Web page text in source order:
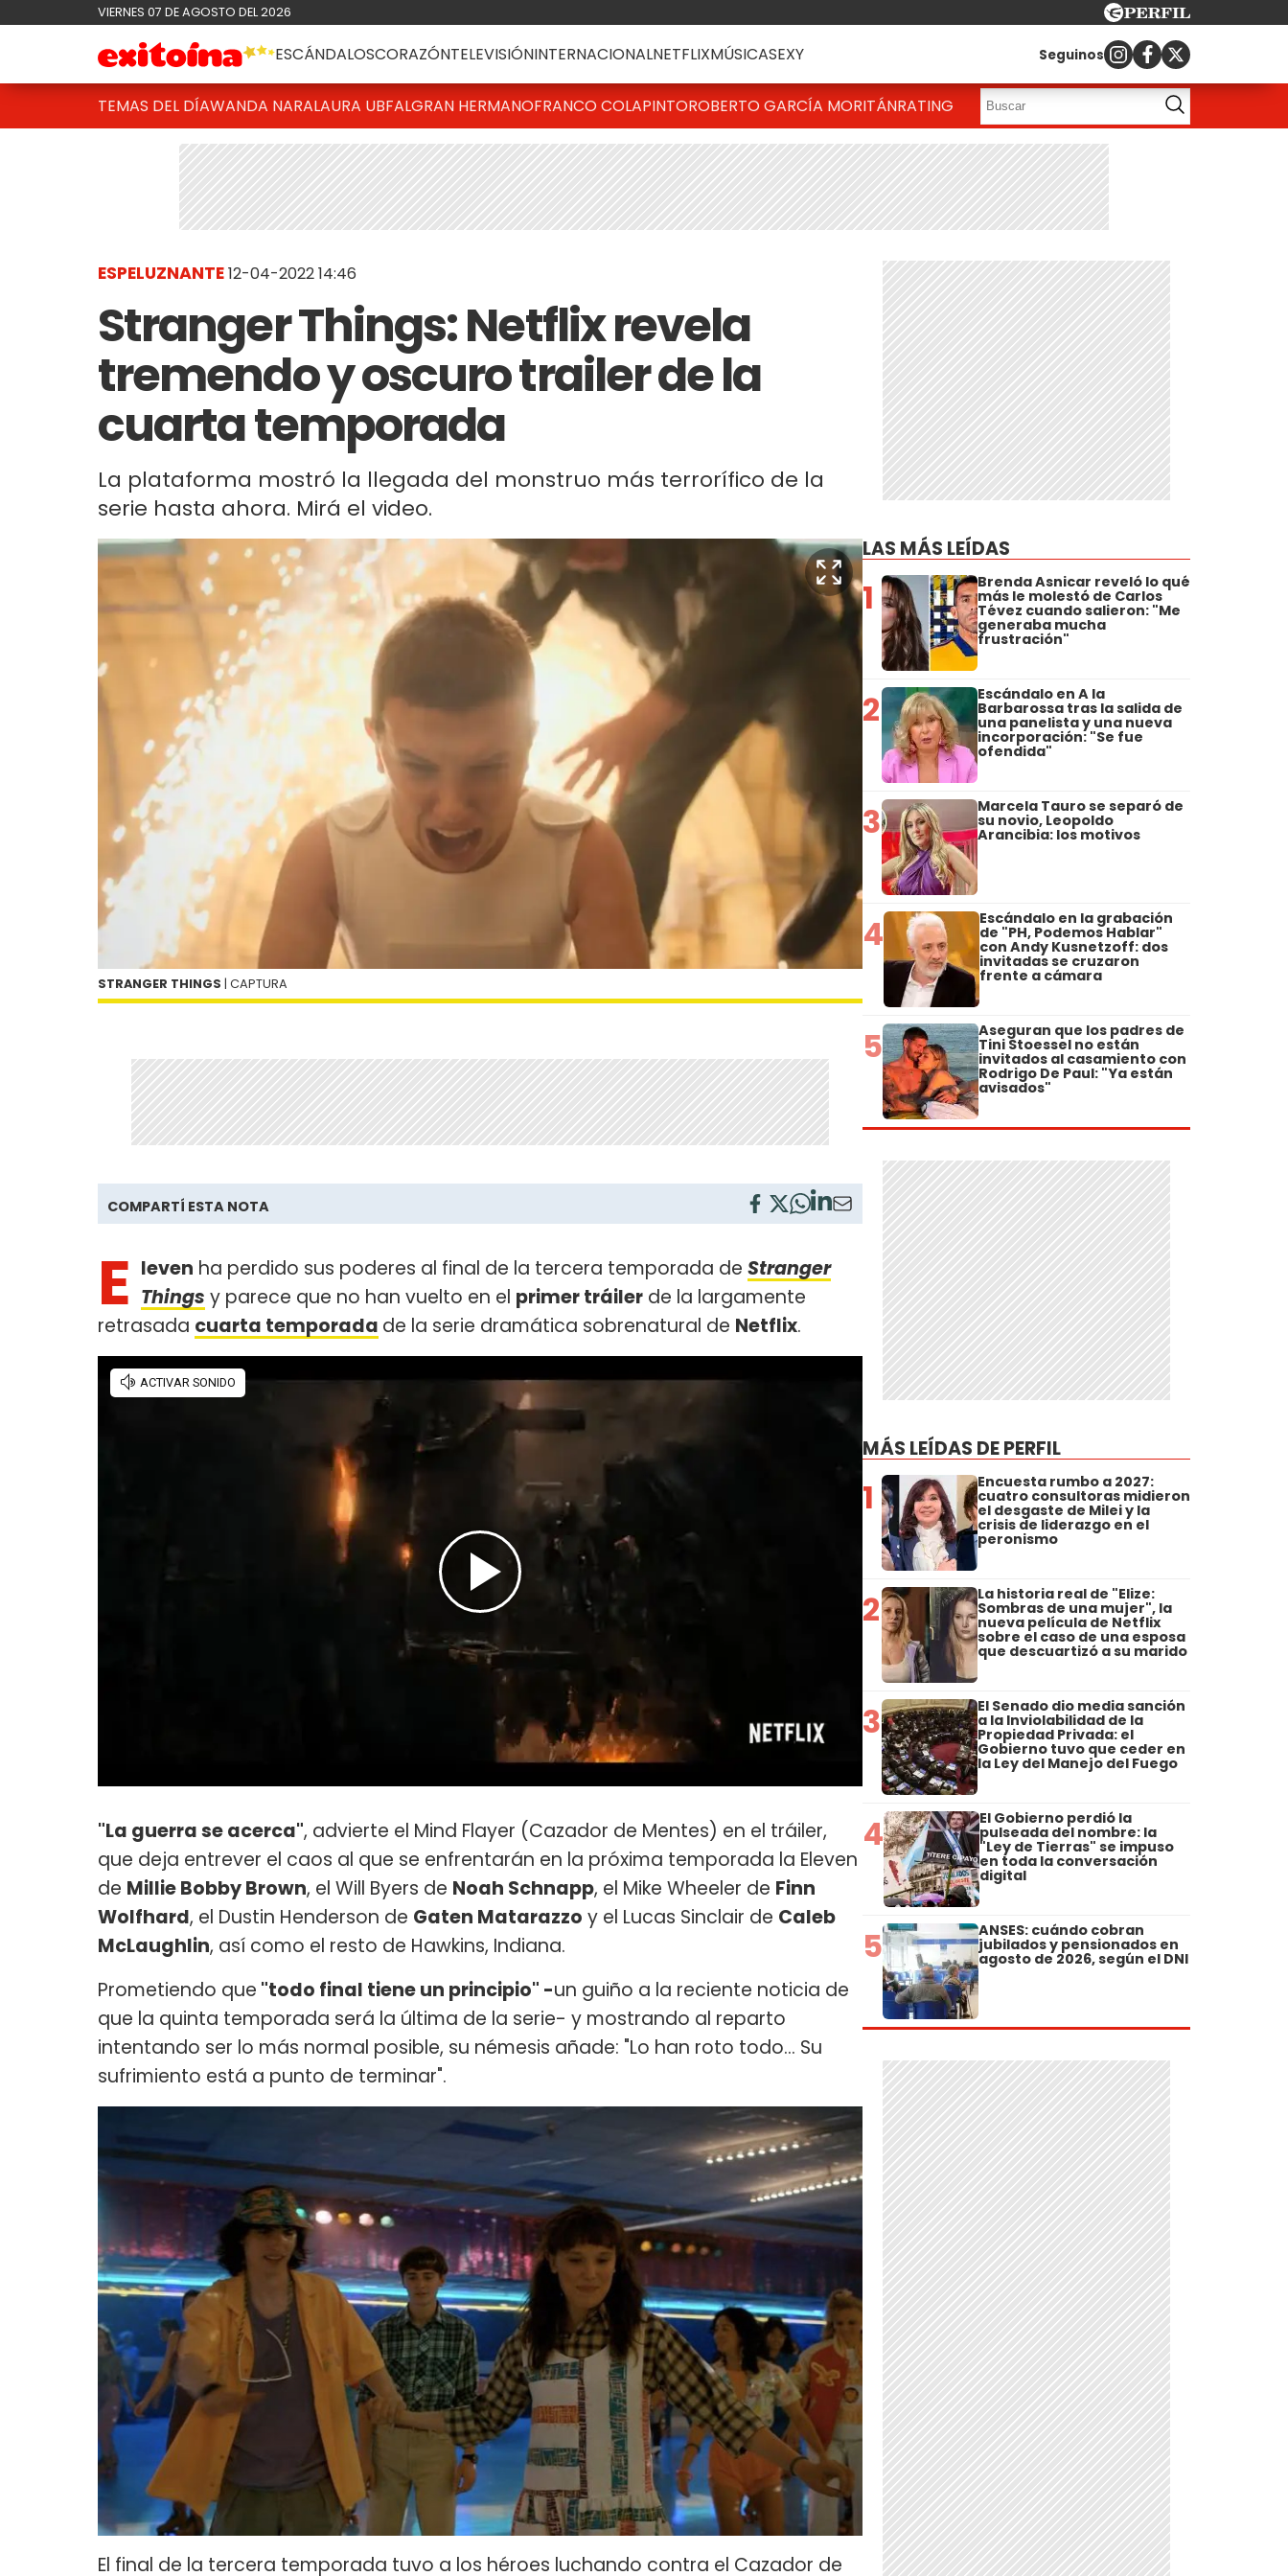
VIERNES 07 DE AGOSTO DEL 2026
ESCÁNDALOSCORAZÓNTELEVISIÓNINTERNACIONALNETFLIXMÚSICASEXY Seguinos
TEMAS DEL DÍAWANDA NARALAURA UBFALGRAN HERMANOFRANCO COLAPINTOROBERTO GARCÍA MORITÁNRATING
ESPELUZNANTE12-04-2022 14:46
Stranger Things: Netflix revela
tremendo y oscuro trailer de la
cuarta temporada
La plataforma mostró la llegada del monstruo más terrorífico de la
serie hasta ahora. Mirá el video.
STRANGER THINGS | CAPTURA
COMPARTÍ ESTA NOTA
E leven ha perdido sus poderes al final de la tercera temporada de Stranger
Things y parece que no han vuelto en el primer tráiler de la largamente
retrasada cuarta temporada de la serie dramática sobrenatural de Netflix.
"La guerra se acerca", advierte el Mind Flayer (Cazador de Mentes) en el tráiler,
que deja entrever el caos al que se enfrentarán en la próxima temporada la Eleven
de Millie Bobby Brown, el Will Byers de Noah Schnapp, el Mike Wheeler de Finn
Wolfhard, el Dustin Henderson de Gaten Matarazzo y el Lucas Sinclair de Caleb
McLaughlin, así como el resto de Hawkins, Indiana.
Prometiendo que "todo final tiene un principio" -un guiño a la reciente noticia de
que la quinta temporada será la última de la serie- y mostrando al reparto
intentando ser lo más normal posible, su némesis añade: "Lo han roto todo... Su
sufrimiento está a punto de terminar".
El final de la tercera temporada tuvo a los héroes luchando contra el Cazador de
LAS MÁS LEÍDAS
1 Brenda Asnicar reveló lo qué
más le molestó de Carlos
Tévez cuando salieron: "Me
generaba mucha
frustración"
2 Escándalo en A la
Barbarossa tras la salida de
una panelista y una nueva
incorporación: "Se fue
ofendida"
3 Marcela Tauro se separó de
su novio, Leopoldo
Arancibia: los motivos
4 Escándalo en la grabación
de "PH, Podemos Hablar"
con Andy Kusnetzoff: dos
invitadas se cruzaron
frente a cámara
5 Aseguran que los padres de
Tini Stoessel no están
invitados al casamiento con
Rodrigo De Paul: "Ya están
avisados"
MÁS LEÍDAS DE PERFIL
1 Encuesta rumbo a 2027:
cuatro consultoras midieron
el desgaste de Milei y la
crisis de liderazgo en el
peronismo
2 La historia real de "Elize:
Sombras de una mujer", la
nueva película de Netflix
sobre el caso de una esposa
que descuartizó a su marido
3 El Senado dio media sanción
a la Inviolabilidad de la
Propiedad Privada: el
Gobierno tuvo que ceder en
la Ley del Manejo del Fuego
4 El Gobierno perdió la
pulseada del nombre: la
"Ley de Tierras" se impuso
en toda la conversación
digital
5 ANSES: cuándo cobran
jubilados y pensionados en
agosto de 2026, según el DNI